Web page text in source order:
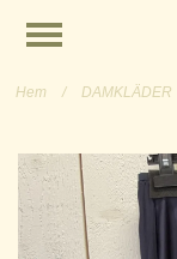
Hem / DAMKLÄDER